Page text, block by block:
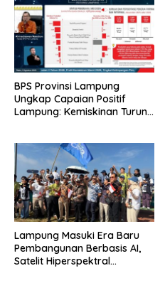
BPS Provinsi Lampung
Ungkap Capaian Positif
Lampung: Kemiskinan Turun,
Lampung Masuki Era Baru
Pembangunan Berbasis AI,
Satelit Hiperspektral